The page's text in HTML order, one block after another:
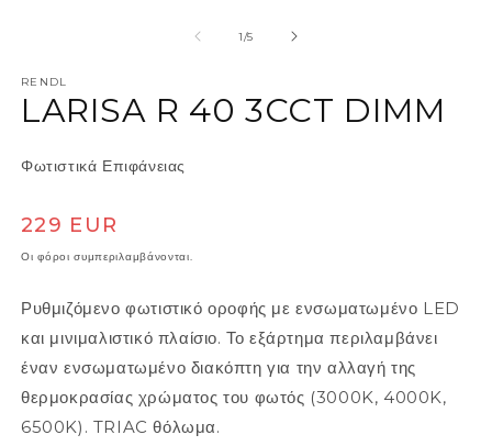
1/από
5
RENDL
LARISA R 40 3CCT DIMM
Φωτιστικά Επιφάνειας
Κανονική τιμή
229 EUR
Οι φόροι συμπεριλαμβάνονται.
Ρυθμιζόμενο φωτιστικό οροφής με ενσωματωμένο LED
και μινιμαλιστικό πλαίσιο. Το εξάρτημα περιλαμβάνει
έναν ενσωματωμένο διακόπτη για την αλλαγή της
θερμοκρασίας χρώματος του φωτός (3000K, 4000K,
6500K). TRIAC θόλωμα.